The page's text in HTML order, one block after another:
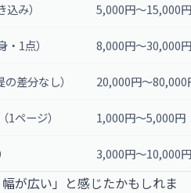
み） 5,000円〜15,000円
1点） 8,000円〜30,000円
差分なし） 20,000円〜80,000
ページ） 1,000円〜5,000円
3,000円〜10,000円
が広い」と感じたかもしれま